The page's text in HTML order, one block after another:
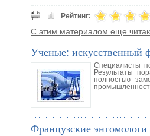
Рейтинг:
С этим материалом еще
Ученые: искусственный
Специалисты
Результаты
полностью
Французские